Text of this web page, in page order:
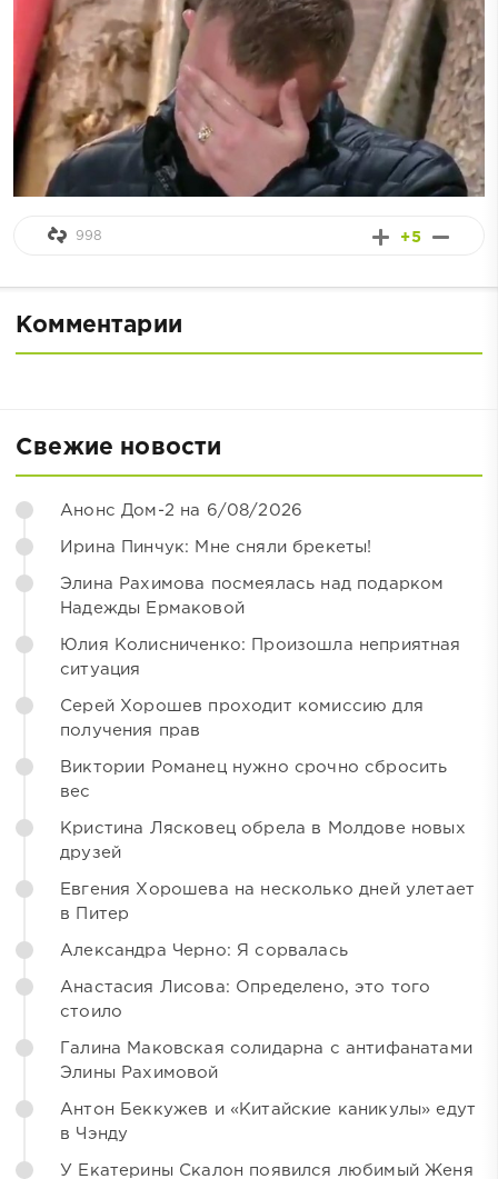
+5
998
Комментарии
Свежие новости
Анонс Дом-2 на 6/08/2026
Ирина Пинчук: Мне сняли брекеты!
Элина Рахимова посмеялась над подарком
Надежды Ермаковой
Юлия Колисниченко: Произошла неприятная
ситуация
Серей Хорошев проходит комиссию для
получения прав
Виктории Романец нужно срочно сбросить
вес
Кристина Лясковец обрела в Молдове новых
друзей
Евгения Хорошева на несколько дней улетает
в Питер
Александра Черно: Я сорвалась
Анастасия Лисова: Определено, это того
стоило
Галина Маковская солидарна с антифанатами
Элины Рахимовой
Антон Беккужев и «Китайские каникулы» едут
в Чэнду
У Екатерины Скалон появился любимый Женя